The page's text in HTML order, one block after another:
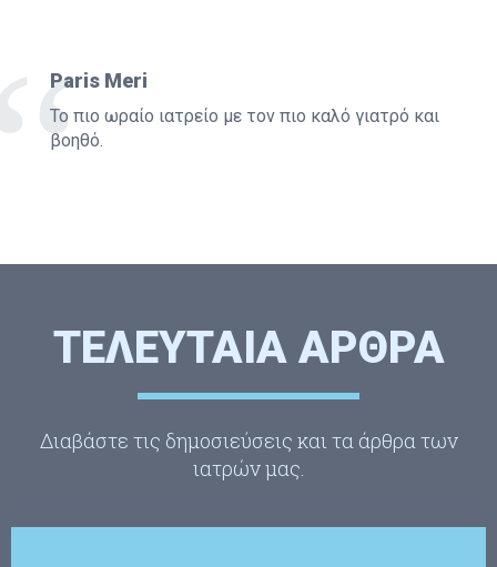
Paris Meri
Το πιο ωραίο ιατρείο με τον πιο καλό γιατρό και
βοηθό.
ΤΕΛΕΥΤΑΙΑ ΑΡΘΡΑ
Διαβάστε τις δημοσιεύσεις και τα άρθρα των
ιατρών μας.